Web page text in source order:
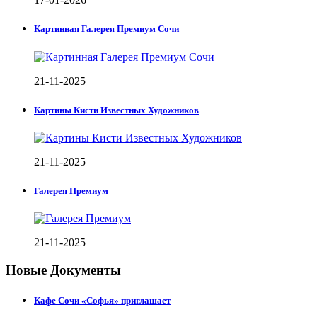
Картинная Галерея Премиум Сочи
21-11-2025
Картины Кисти Известных Художников
21-11-2025
Галерея Премиум
21-11-2025
Новые Документы
Кафе Сочи «Софья» приглашает